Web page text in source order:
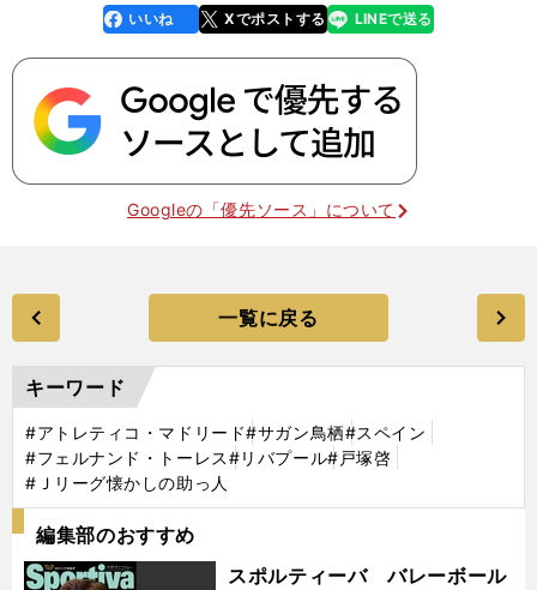
faceboo
k
いいね Xでポストする
line LINEで送る
Googleの「優先ソース」について
一覧に戻る
キーワード
#アトレティコ・マドリード#サガン鳥栖#スペイン
#フェルナンド・トーレス#リバプール#戸塚啓
#Ｊリーグ懐かしの助っ人
編集部のおすすめ
スポルティーバ バレーボール